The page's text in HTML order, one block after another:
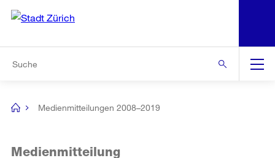
Navigation
[no
Medienmitteilungen 2008–2019
Medienmitteilung